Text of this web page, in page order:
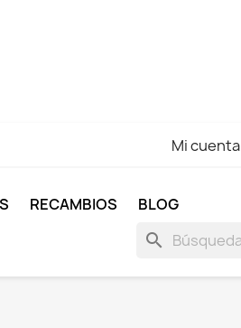
Mi cuenta
RECAMBIOS BLOG
search